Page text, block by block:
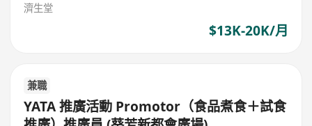
濟生堂
$13K-20K/月
兼職
YATA 推廣活動 Promotor（食品煮食＋試食